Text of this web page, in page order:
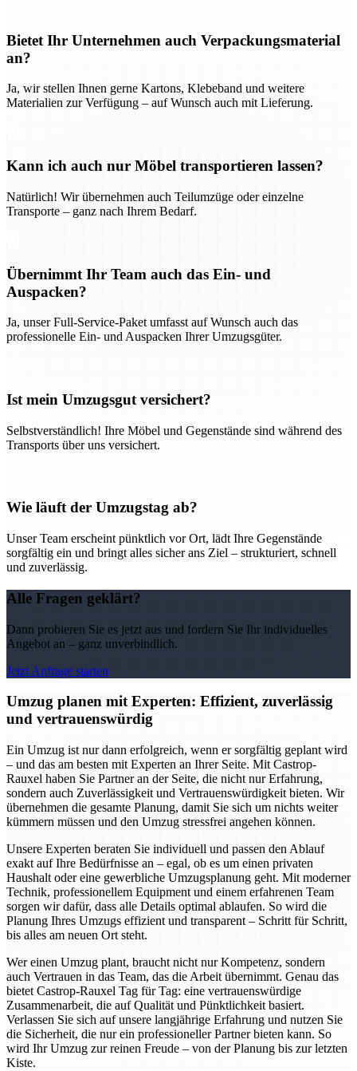
Bietet Ihr Unternehmen auch Verpackungsmaterial
an?
Ja, wir stellen Ihnen gerne Kartons, Klebeband und weitere
Materialien zur Verfügung – auf Wunsch auch mit Lieferung.
Kann ich auch nur Möbel transportieren lassen?
Natürlich! Wir übernehmen auch Teilumzüge oder einzelne
Transporte – ganz nach Ihrem Bedarf.
Übernimmt Ihr Team auch das Ein- und
Auspacken?
Ja, unser Full-Service-Paket umfasst auf Wunsch auch das
professionelle Ein- und Auspacken Ihrer Umzugsgüter.
Ist mein Umzugsgut versichert?
Selbstverständlich! Ihre Möbel und Gegenstände sind während des
Transports über uns versichert.
Wie läuft der Umzugstag ab?
Unser Team erscheint pünktlich vor Ort, lädt Ihre Gegenstände
sorgfältig ein und bringt alles sicher ans Ziel – strukturiert, schnell
und zuverlässig.
Alle Fragen geklärt?
Dann probieren Sie es jetzt aus und fordern Sie Ihr individuelles
Angebot an – ganz unverbindlich.
Jetzt Anfrage starten
Umzug planen mit Experten: Effizient, zuverlässig
und vertrauenswürdig
Ein Umzug ist nur dann erfolgreich, wenn er sorgfältig geplant wird
– und das am besten mit Experten an Ihrer Seite. Mit Castrop-
Rauxel haben Sie Partner an der Seite, die nicht nur Erfahrung,
sondern auch Zuverlässigkeit und Vertrauenswürdigkeit bieten. Wir
übernehmen die gesamte Planung, damit Sie sich um nichts weiter
kümmern müssen und den Umzug stressfrei angehen können.
Unsere Experten beraten Sie individuell und passen den Ablauf
exakt auf Ihre Bedürfnisse an – egal, ob es um einen privaten
Haushalt oder eine gewerbliche Umzugsplanung geht. Mit moderner
Technik, professionellem Equipment und einem erfahrenen Team
sorgen wir dafür, dass alle Details optimal ablaufen. So wird die
Planung Ihres Umzugs effizient und transparent – Schritt für Schritt,
bis alles am neuen Ort steht.
Wer einen Umzug plant, braucht nicht nur Kompetenz, sondern
auch Vertrauen in das Team, das die Arbeit übernimmt. Genau das
bietet Castrop-Rauxel Tag für Tag: eine vertrauenswürdige
Zusammenarbeit, die auf Qualität und Pünktlichkeit basiert.
Verlassen Sie sich auf unsere langjährige Erfahrung und nutzen Sie
die Sicherheit, die nur ein professioneller Partner bieten kann. So
wird Ihr Umzug zur reinen Freude – von der Planung bis zur letzten
Kiste.